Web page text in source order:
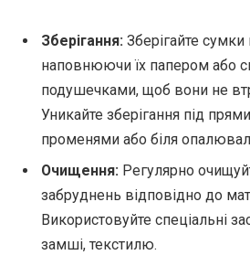
Зберігання: Зберігайте
наповнюючи їх папером або
подушечками, щоб вони не
Уникайте зберігання під
променями або біля
Очищення: Регулярно
забруднень відповідно до
Використовуйте спеціальні
замші, текстилю.